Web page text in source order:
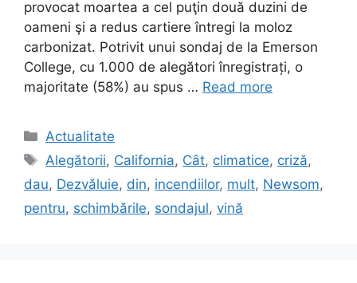
provocat moartea a cel puţin două duzini de
oameni şi a redus cartiere întregi la moloz
carbonizat. Potrivit unui sondaj de la Emerson
College, cu 1.000 de alegători înregistrați, o
majoritate (58%) au spus … Read more
Categories
Actualitate
Tags
Alegătorii, California, Cât, climatice, criză,
dau, Dezvăluie, din, incendiilor, mult, Newsom,
pentru, schimbările, sondajul, vină